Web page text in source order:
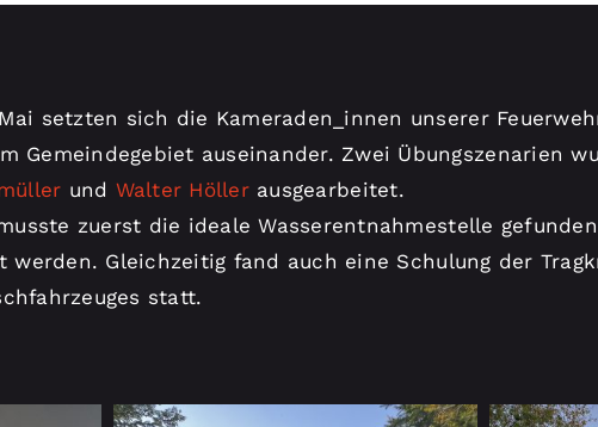
setzten sich die Kameraden_innen unserer
Gemeindegebiet auseinander. Zwei Übungszenarien
und Walter Höllerausgearbeitet.
zuerst die ideale Wasserentnahmestelle
werden. Gleichzeitig fand auch eine Schulung der
statt.